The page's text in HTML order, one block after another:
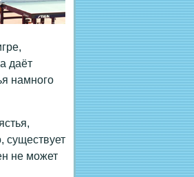
даёт
намного
существует
не может